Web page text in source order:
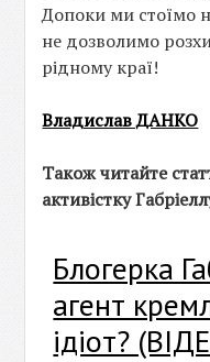
Допоки ми стоїмо
не дозволимо
рідному краї!
Владислав ДАНКО
Також читайте
активістку
Блогерка
агент
ідіот?